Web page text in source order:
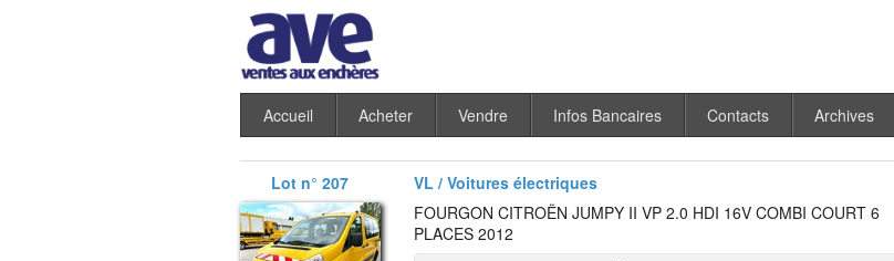
Accueil Acheter Vendre Infos Bancaires Contacts Archives
Lot n° 207 VL / Voitures électriques
FOURGON CITROËN JUMPY II VP 2.0 HDI 16V COMBI COURT 6
PLACES 2012